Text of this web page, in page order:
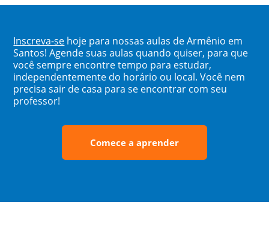
Inscreva-se hoje para nossas aulas de Armênio em
Santos! Agende suas aulas quando quiser, para que
você sempre encontre tempo para estudar,
independentemente do horário ou local. Você nem
precisa sair de casa para se encontrar com seu
professor!
Comece a aprender